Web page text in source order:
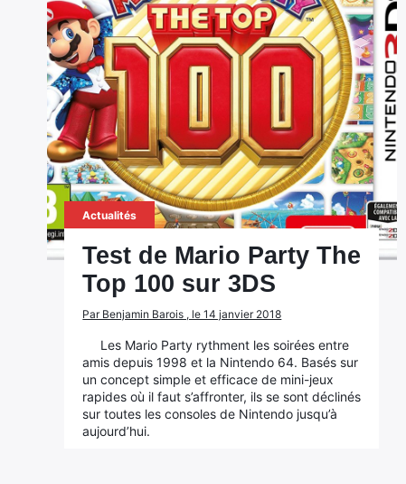
Actualités
Test de Mario Party The
Top 100 sur 3DS
Par Benjamin Barois , le 14 janvier 2018
Les Mario Party rythment les soirées entre
amis depuis 1998 et la Nintendo 64. Basés sur
un concept simple et efficace de mini-jeux
rapides où il faut s’affronter, ils se sont déclinés
sur toutes les consoles de Nintendo jusqu’à
aujourd’hui.